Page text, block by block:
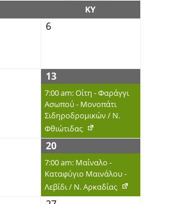
ΚΥ
6
13
7:00 am: Οίτη - Φαράγγι
Ασωπού - Μονοπάτι
Σιδηροδρομικών / Ν.
Φθιώτιδας
20
7:00 am: Μαίναλο -
Καταφύγιο Μαινάλου -
Λεβίδι / Ν. Αρκαδίας